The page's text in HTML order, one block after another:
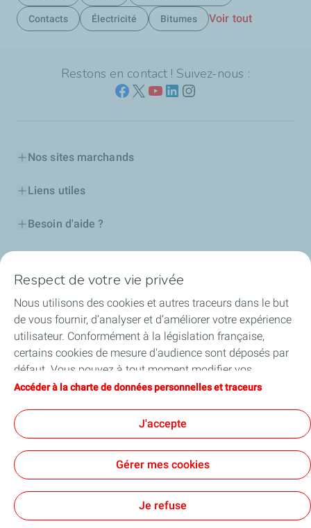
Contacts Électricité Bitumes Voir tout
Restons en contact ! Suivez-nous :
Nos sites marchands
Liens utiles
Besoin d'aide ?
Certificats d'économies d'énergie
Nos partenaires
Collaborer avec TotalEnergies
Accessibilité
Conditions Générales d’Utilisation
Accessibilité : Partiellement conforme
Respect de votre vie privée
Nous utilisons des cookies et autres traceurs dans le but
de vous fournir, d’analyser et d’améliorer votre expérience
utilisateur. Conformément à la législation française,
certains cookies de mesure d'audience sont déposés par
défaut. Vous pouvez à tout moment modifier vos
paramètres de cookies en cliquant sur le bouton « Gérer
vous acceptez le dépôt de l’ensemble des cookies. Dans le
cas où vous cliquez sur « Je refuse », seuls les cookies
techniques nécessaires au bon fonctionnement du site
seront utilisés. Pour plus d’informations, vous pouvez
traceurs ».
Accéder à la charte de données personnelles et traceurs
J'accepte
Gérer mes cookies
Je refuse